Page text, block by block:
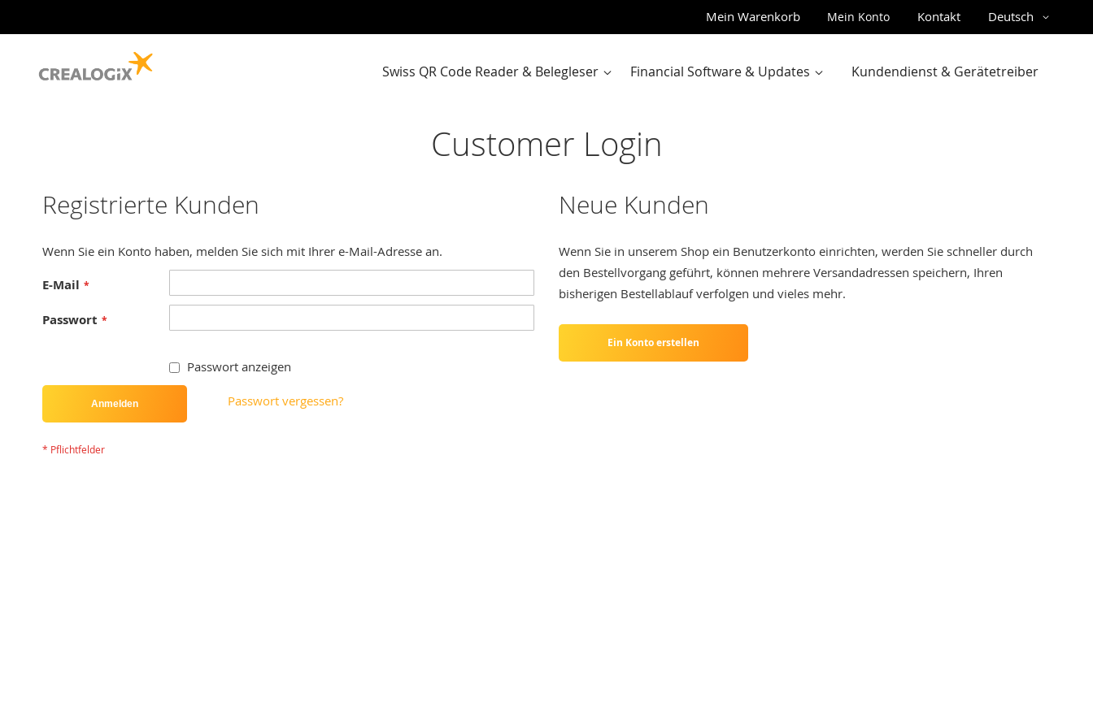
Inhalt
Mein Warenkorb Mein Konto Kontakt Sprache
Deutsch
Swiss QR Code Reader & Belegleser Financial Software & Updates Kundendienst & Gerätetreiber
Customer Login
Registrierte Kunden
Wenn Sie ein Konto haben, melden Sie sich mit Ihrer e-Mail-Adresse an.
E-Mail
Passwort
Passwort anzeigen
Anmelden Passwort vergessen?
Neue Kunden
Wenn Sie in unserem Shop ein Benutzerkonto einrichten, werden Sie schneller durch
den Bestellvorgang geführt, können mehrere Versandadressen speichern, Ihren
bisherigen Bestellablauf verfolgen und vieles mehr.
Ein Konto erstellen